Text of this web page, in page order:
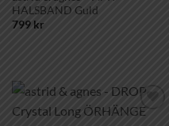
HALSBAND Guld
799 kr